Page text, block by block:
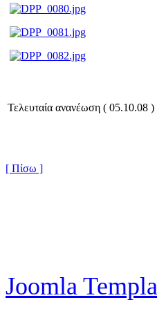
Τελευταία ανανέωση ( 05.10.08 )
[ Πίσω ]
Joomla